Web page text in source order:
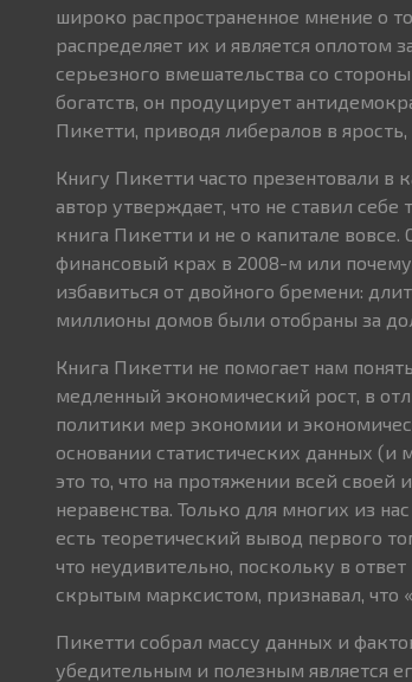
широко распространенное мнение о
распределяет их и является оплотом
серьезного вмешательства со
богатств, он продуцирует
Пикетти, приводя либералов в
Книгу Пикетти часто презентовали в
автор утверждает, что не ставил себе
книга Пикетти и не о капитале вовсе.
финансовый крах в 2008-м или
избавиться от двойного бремени:
миллионы домов были отобраны за
Книга Пикетти не помогает нам
медленный экономический рост, в
политики мер экономии и
основании статистических данных
это то, что на протяжении всей
неравенства. Только для многих из
есть теоретический вывод первого
что неудивительно, поскольку в
скрытым марксистом, признавал, что
Пикетти собрал массу данных и
убедительным и полезным является